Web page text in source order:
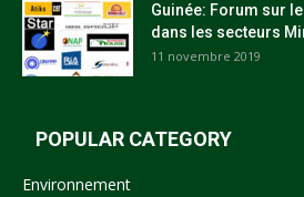
Guinée: Forum sur
dans les secteurs
11 novembre 2019
POPULAR CATEGORY
Environnement